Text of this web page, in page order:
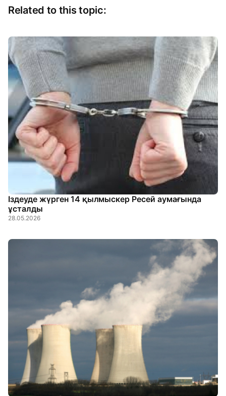
Related to this topic:
Іздеуде жүрген 14 қылмыскер Ресей аумағында
ұсталды
28.05.2026